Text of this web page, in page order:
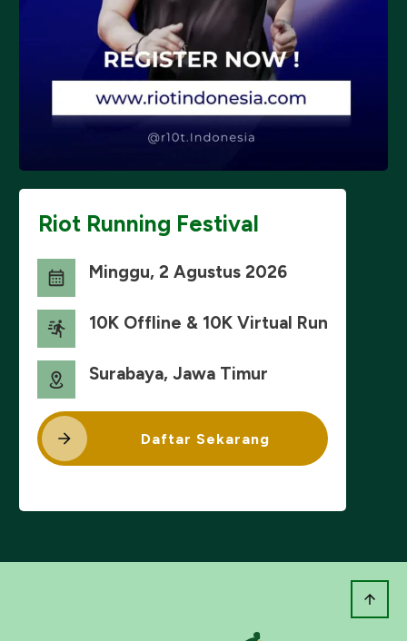
Riot Running Festival
Minggu, 2 Agustus 2026
10K Offline & 10K Virtual Run
Surabaya, Jawa Timur
Daftar Sekarang